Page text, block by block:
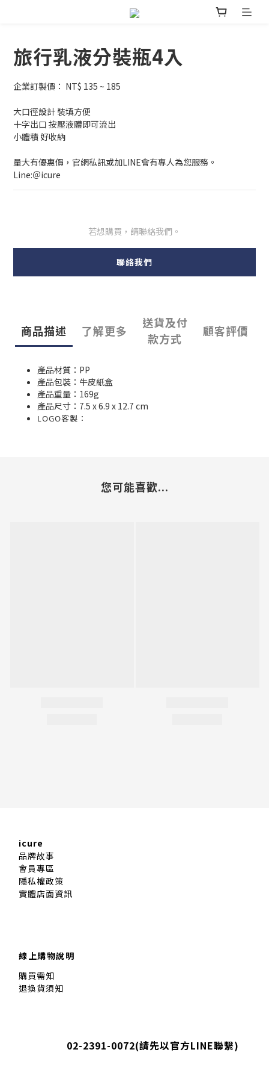
旅行乳液分裝瓶4入
企業訂製價： NT$ 135 ~ 185
大口徑設計 裝填方便
十字出口 按壓液體即可流出
小體積 好收納
量大有優惠價，官網私訊或加LINE會有專人為您服務。
Line:＠icure
若想購買，請聯絡我們。
聯絡我們
商品描述 了解更多
送貨及付
款方式
顧客評價
產品材質：PP
產品包裝：牛皮紙盒
產品重量：169g
產品尺寸：7.5 x 6.9 x 12.7 cm
LOGO客製：
您可能喜歡...
icure
品牌故事
會員專區
隱私權政策
實體店面資訊
線上購物說明
購買需知
退換貨須知
02-2391-0072(請先以官方LINE聯繫)